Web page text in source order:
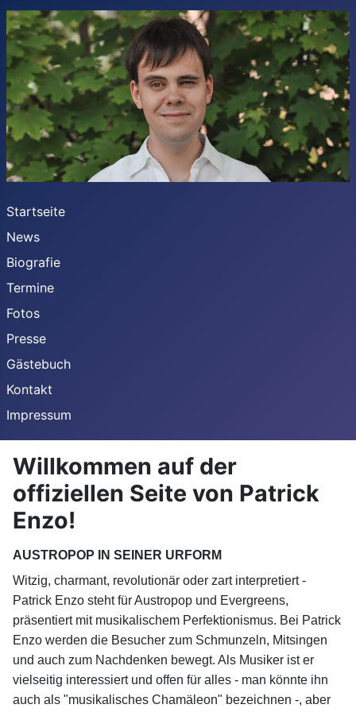
Startseite
News
Biografie
Termine
Fotos
Presse
Gästebuch
Kontakt
Impressum
Willkommen auf der
offiziellen Seite von Patrick
Enzo!
AUSTROPOP IN SEINER URFORM
Witzig, charmant, revolutionär oder zart interpretiert -
Patrick Enzo steht für Austropop und Evergreens,
präsentiert mit musikalischem Perfektionismus. Bei Patrick
Enzo werden die Besucher zum Schmunzeln, Mitsingen
und auch zum Nachdenken bewegt. Als Musiker ist er
vielseitig interessiert und offen für alles - man könnte ihn
auch als "musikalisches Chamäleon" bezeichnen -, aber